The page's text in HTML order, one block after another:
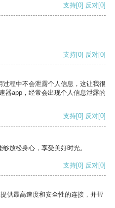
支持[0] 反对[0]
支持[0] 反对[0]
程中不会泄露个人信息，这让我很
器app，经常会出现个人信息泄露的
支持[0] 反对[0]
放松身心，享受美好时光。
支持[0] 反对[0]
供最高速度和安全性的连接，并帮